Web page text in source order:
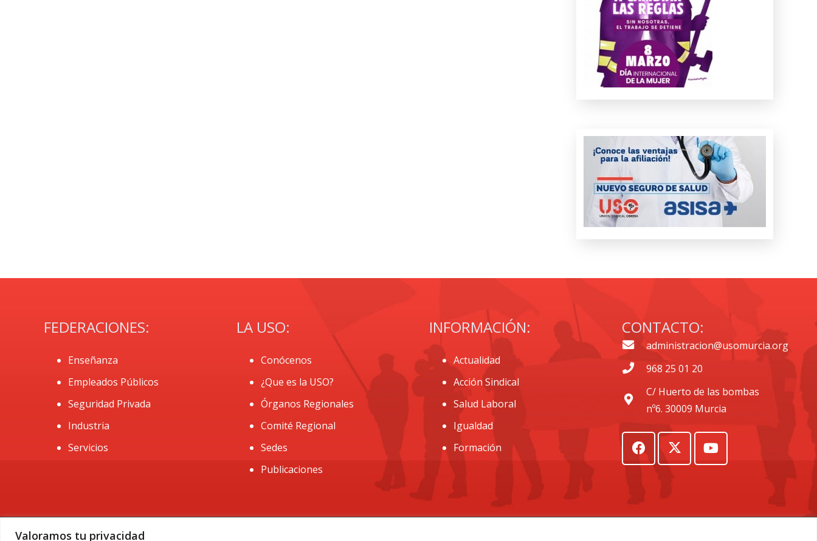
Valoramos tu privacidad
FEDERACIONES:
Enseñanza
Empleados Públicos
Seguridad Privada
Industria
Servicios
LA USO:
Conócenos
¿Que es la USO?
Órganos Regionales
Comité Regional
Sedes
Publicaciones
INFORMACIÓN:
Actualidad
Acción Sindical
Salud Laboral
Igualdad
Formación
CONTACTO:
administracion@usomurcia.org
968 25 01 20
C/ Huerto de las bombas
nº6. 30009 Murcia